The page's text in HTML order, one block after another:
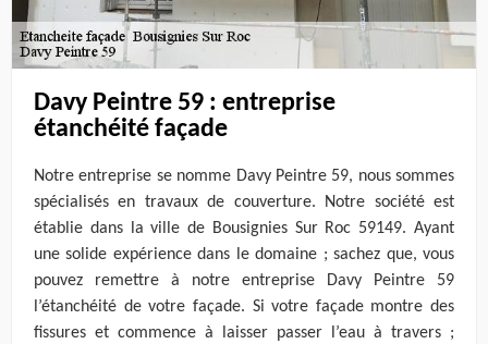
Davy Peintre 59 : entreprise
étanchéité façade
Notre entreprise se nomme Davy Peintre 59, nous sommes
spécialisés en travaux de couverture. Notre société est
établie dans la ville de Bousignies Sur Roc 59149. Ayant
une solide expérience dans le domaine ; sachez que, vous
pouvez remettre à notre entreprise Davy Peintre 59
l’étanchéité de votre façade. Si votre façade montre des
fissures et commence à laisser passer l’eau à travers ;